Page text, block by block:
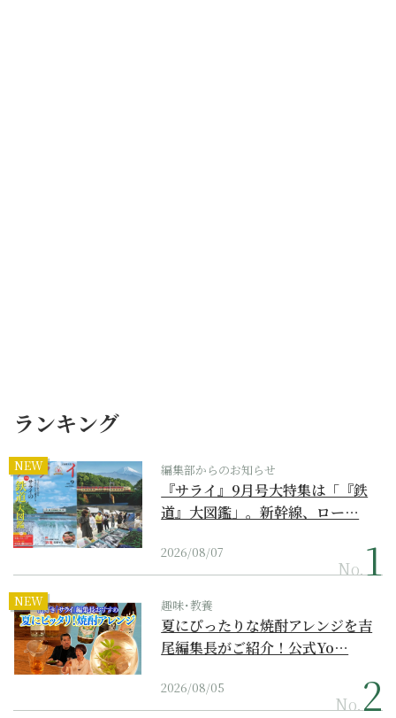
ランキング
NEW 編集部からのお知らせ
『サライ』9月号大特集は「『鉄
道』大図鑑」。新幹線、ロー…
2026/08/07
No.
NEW 趣味･教養
夏にぴったりな焼酎アレンジを吉
尾編集長がご紹介！公式Yo…
2026/08/05
No.